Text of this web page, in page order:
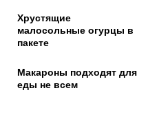
Хрустящие
малосольные огурцы в
пакете
Макароны подходят для
еды не всем